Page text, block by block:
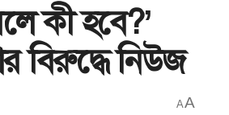
কী হবে?’
বিরুদ্ধে নিউজ
AA